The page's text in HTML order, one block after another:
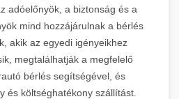
adóelőnyök, a biztonság és a
mind hozzájárulnak a bérlés
akik az egyedi igényeikhez
megtalálhatják a megfelelő
bérlés segítségével, és
és költséghatékony szállítást.